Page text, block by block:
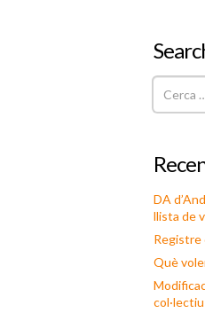
DA
llista de
Què